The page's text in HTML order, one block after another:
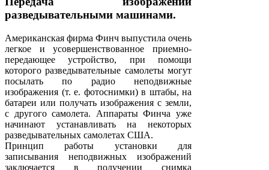
разведывательными машинами.
Американская фирма Финч выпустила очень
легкое и усовершенствованное приемно-
передающее устройство, при помощи
которого разведывательные самолеты могут
посылать по радио неподвижные
изображения (т. е. фотоснимки) в штабы, на
батареи или получать изображения с земли,
с другого самолета. Аппараты Финча уже
начинают устанавливать на некоторых
разведывательных самолетах США.
Принцип работы установки для
записывания неподвижных изображений
заключается в получении снимка